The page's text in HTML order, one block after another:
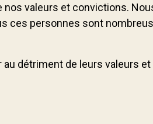
valeurs et convictions.
ces personnes sont
détriment de leurs valeurs